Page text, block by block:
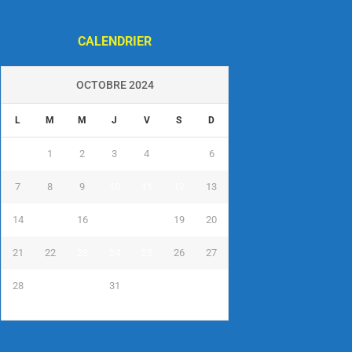
CALENDRIER
OCTOBRE 2024
L M M J V S D
1 2 3 4 6
7 8 9 13
14 16 19 20
21 22 26 27
28 31